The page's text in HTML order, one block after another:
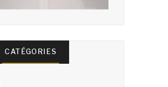
CATÉGORIES